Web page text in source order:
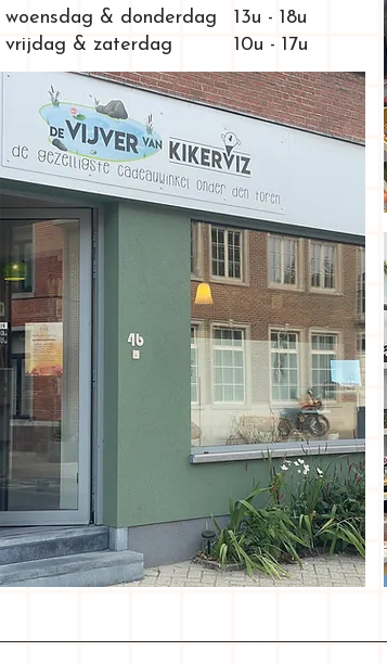
woensdag & donderdag
vrijdag & zaterdag
13u - 18u
10u - 17u